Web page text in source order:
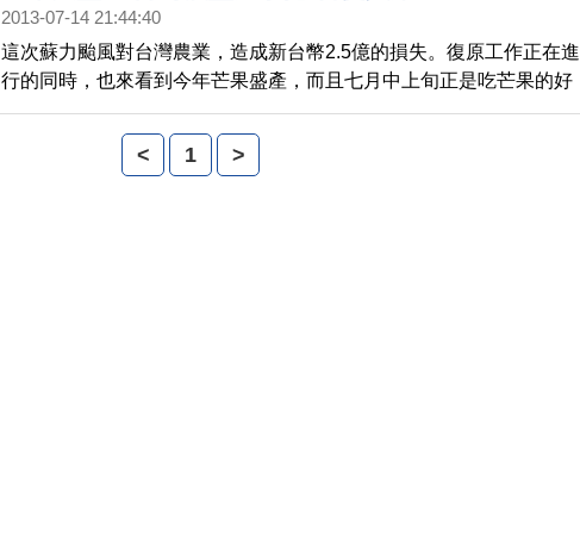
2013-07-14 21:44:40
這次蘇力颱風對台灣農業，造成新台幣2.5億的損失。復原工作正在進
行的同時，也來看到今年芒果盛產，而且七月中上旬正是吃芒果的好
時機，這個仲夏最好吃的水果到底能有多少種吃法？帶您來看到創意
無限的，芒果料理。
< 1 >